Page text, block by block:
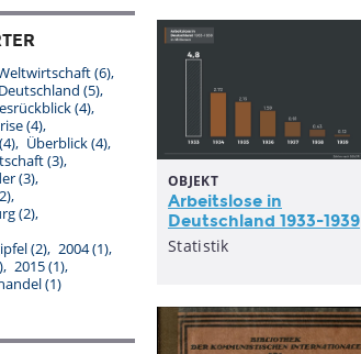
OBJEKT
Arbeitslose in
Deutschland 1933-1939
Statistik
(6)
(5)
(4)
(4)
(4) Überblick(4)
(3)
(3)
(2)
(2) 2004(1)
2015(1)
(1)